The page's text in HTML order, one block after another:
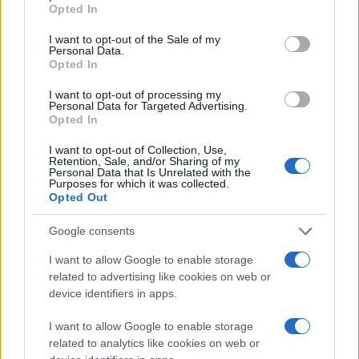
use your data for below specified purposes in below Google
consent section.
Opted In
I want to opt-out of the Sale of my
Personal Data.
Opted In
I want to opt-out of processing my
Personal Data for Targeted Advertising.
Opted In
I want to opt-out of Collection, Use,
Retention, Sale, and/or Sharing of my
Personal Data that Is Unrelated with the
Purposes for which it was collected.
Opted Out
Google consents
I want to allow Google to enable storage
related to advertising like cookies on web or
device identifiers in apps.
I want to allow Google to enable storage
related to analytics like cookies on web or
Ο νέος emulator είναι σημαντικά βελτιωμένος από την
προηγούμενη πρώιμη έκδοση και πραγματικά
μπορείτε να βιώσετε την εμπειρία του Firefox OS
(όπως address book, χάρτες, εφαρμογές από το
Firefox Marketplaceκ.ά) με την άνεση που σας
παρέχει ο web browser του υπολογιστή σας!
Για να δοκιμάσετε τον R2D2B2G emulator αρκεί να
ανοίξετε τον Mozilla Firefox και να κατεβάσετε το
[viaBlueSkyonMars